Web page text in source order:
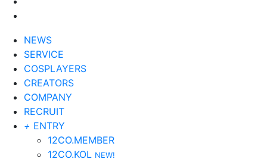
NEWS
SERVICE
COSPLAYERS
CREATORS
COMPANY
RECRUIT
+ ENTRY
12CO.MEMBER
12CO.KOL NEW!